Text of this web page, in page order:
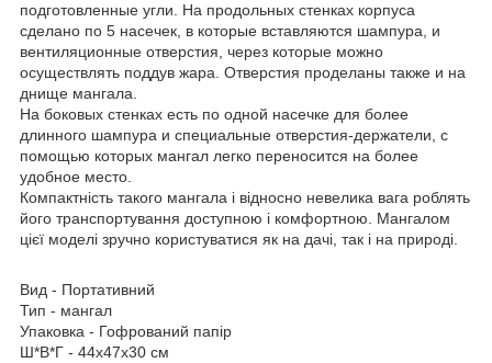
подготовленные угли. На продольных стенках корпуса
сделано по 5 насечек, в которые вставляются шампура, и
вентиляционные отверстия, через которые можно
осуществлять поддув жара. Отверстия проделаны также и на
днище мангала.
На боковых стенках есть по одной насечке для более
длинного шампура и специальные отверстия-держатели, с
помощью которых мангал легко переносится на более
удобное место.
Компактність такого мангала і відносно невелика вага роблять
його транспортування доступною і комфортною. Мангалом
цієї моделі зручно користуватися як на дачі, так і на природі.
Вид - Портативний
Тип - мангал
Упаковка - Гофрований папір
Ш*В*Г - 44х47х30 см